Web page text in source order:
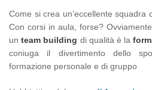
Come si crea un’eccellente squadra
Con corsi in aula, forse?
un team building di qualità è la
coniuga il divertimento dello
formazione personale e di gruppo